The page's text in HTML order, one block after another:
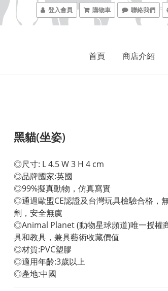
登入會員 購物車 聯絡我們
首頁 商店介紹
黑貓(坐姿)
◎尺寸: L 4.5 W 3 H 4 cm
◎品牌國家:英國
◎99%擬真動物，仿真寫實
◎通過歐盟CE認證及台灣玩具檢驗合格，
劑，安全無虞
◎Animal Planet (動物星球頻道)唯一授權
具和教具，兼具藝術收藏價值
◎材質:PVC塑膠
◎適用年齡:3歲以上
◎產地:中國